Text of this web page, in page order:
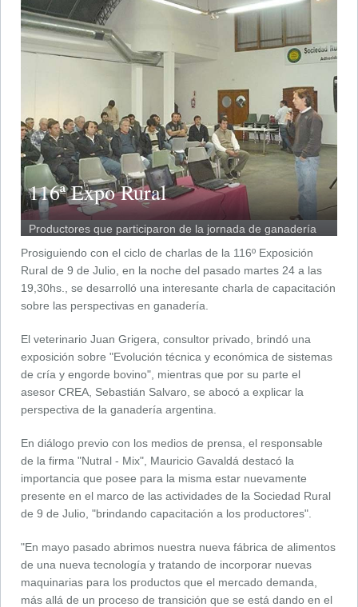
116ª Expo Rural
Productores que participaron de la jornada de ganadería
en el marco del ciclo de charlas que lleva adelante la
entidad ruralista.
Prosiguiendo con el ciclo de charlas de la 116º Exposición
Rural de 9 de Julio, en la noche del pasado martes 24 a las
19,30hs., se desarrolló una interesante charla de capacitación
sobre las perspectivas en ganadería.
El veterinario Juan Grigera, consultor privado, brindó una
exposición sobre "Evolución técnica y económica de sistemas
de cría y engorde bovino", mientras que por su parte el
asesor CREA, Sebastián Salvaro, se abocó a explicar la
perspectiva de la ganadería argentina.
En diálogo previo con los medios de prensa, el responsable
de la firma "Nutral - Mix", Mauricio Gavaldá destacó la
importancia que posee para la misma estar nuevamente
presente en el marco de las actividades de la Sociedad Rural
de 9 de Julio, "brindando capacitación a los productores".
"En mayo pasado abrimos nuestra nueva fábrica de alimentos
de una nueva tecnología y tratando de incorporar nuevas
maquinarias para los productos que el mercado demanda,
más allá de un proceso de transición que se está dando en el